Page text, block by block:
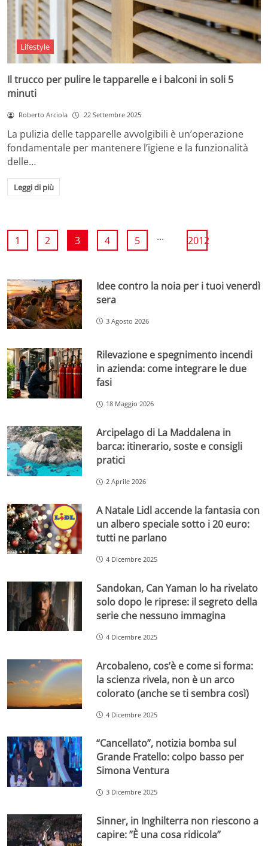
Lifestyle
Il trucco per pulire le tapparelle e i balconi in soli 5
minuti
Roberto Arciola 22 Settembre 2025
La pulizia delle tapparelle avvolgibili è un’operazione
fondamentale per mantenere l’igiene e la funzionalità
delle…
Leggi di più
1 2 3 4 5 ... 2012
Idee contro la noia per i tuoi venerdì
sera
3 Agosto 2026
Rilevazione e spegnimento incendi
in azienda: come integrare le due
fasi
18 Maggio 2026
Arcipelago di La Maddalena in
barca: itinerario, soste e consigli
pratici
2 Aprile 2026
A Natale Lidl accende la fantasia con
un albero speciale sotto i 20 euro:
tutti ne parlano
4 Dicembre 2025
Sandokan, Can Yaman lo ha rivelato
solo dopo le riprese: il segreto della
serie che nessuno immagina
4 Dicembre 2025
Arcobaleno, cos’è e come si forma:
la scienza rivela, non è un arco
colorato (anche se ti sembra così)
4 Dicembre 2025
“Cancellato”, notizia bomba sul
Grande Fratello: colpo basso per
Simona Ventura
3 Dicembre 2025
Sinner, in Inghilterra non riescono a
capire: ”È una cosa ridicola”